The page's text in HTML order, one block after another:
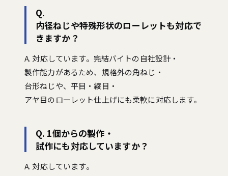
Q.
内径ねじや特殊形状のローレットも対応で
きますか？
A. 対応しています。完結バイトの自社設計・
製作能力があるため、規格外の角ねじ・
台形ねじや、平目・綾目・
アヤ目のローレット仕上げにも柔軟に対応します。
Q. 1個からの製作・
試作にも対応していますか？
A. 対応しています。